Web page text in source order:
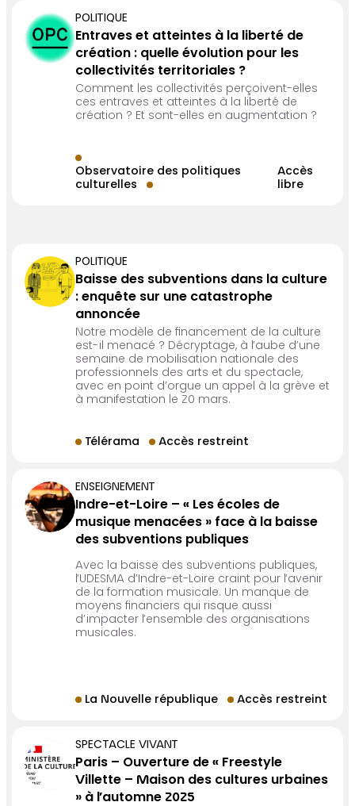
POLITIQUE
Entraves et atteintes à la liberté de
création : quelle évolution pour les
collectivités territoriales ?
Comment les collectivités perçoivent-elles
ces entraves et atteintes à la liberté de
création ? Et sont-elles en augmentation ?
Observatoire des politiques
culturelles
Accès
libre
POLITIQUE
Baisse des subventions dans la culture
: enquête sur une catastrophe
annoncée
Notre modèle de financement de la culture
est-il menacé ? Décryptage, à l’aube d’une
semaine de mobilisation nationale des
professionnels des arts et du spectacle,
avec en point d’orgue un appel à la grève et
à manifestation le 20 mars.
Télérama Accès restreint
ENSEIGNEMENT
Indre-et-Loire – « Les écoles de
musique menacées » face à la baisse
des subventions publiques
Avec la baisse des subventions publiques,
l’UDESMA d’Indre-et-Loire craint pour l’avenir
de la formation musicale. Un manque de
moyens financiers qui risque aussi
d’impacter l’ensemble des organisations
musicales.
La Nouvelle république Accès restreint
SPECTACLE VIVANT
Paris – Ouverture de « Freestyle
Villette – Maison des cultures urbaines
» à l’automne 2025